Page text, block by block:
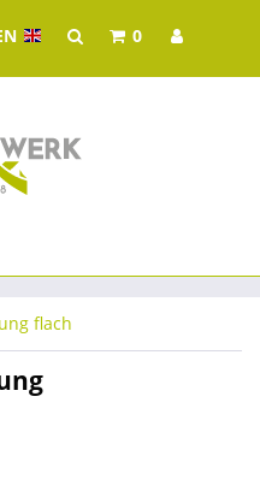
Idee & Werk - your
0
flach